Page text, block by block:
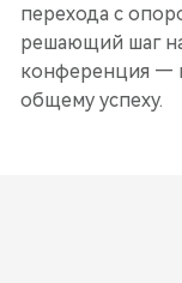
перехода с
решающий шаг
конференция —
общему успеху.